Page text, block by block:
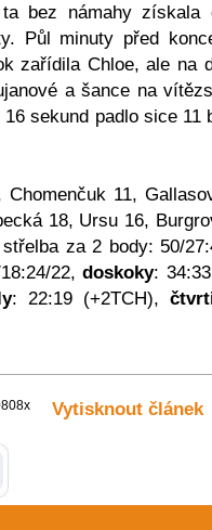
bez námahy získala
Půl minuty před
zařídila Chloe, ale na
a šance na
sekund padlo sice 11
11,
18, Ursu 16,
za 2 body: 50/
22,doskoky:
: 22:19 (+2TCH),
Vytisknout článek